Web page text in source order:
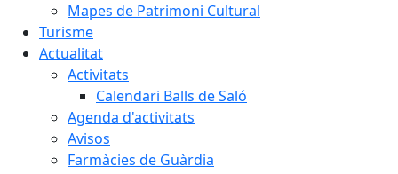
Mapes de Patrimoni Cultural
Turisme
Actualitat
Activitats
Calendari Balls de Saló
Agenda d'activitats
Avisos
Farmàcies de Guàrdia